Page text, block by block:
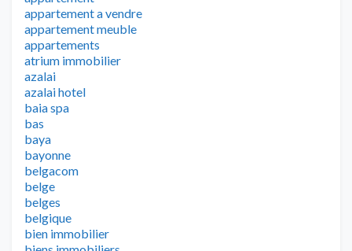
appartement a vendre
appartement meuble
appartements
atrium immobilier
azalai
azalai hotel
baia spa
bas
baya
bayonne
belgacom
belge
belges
belgique
bien immobilier